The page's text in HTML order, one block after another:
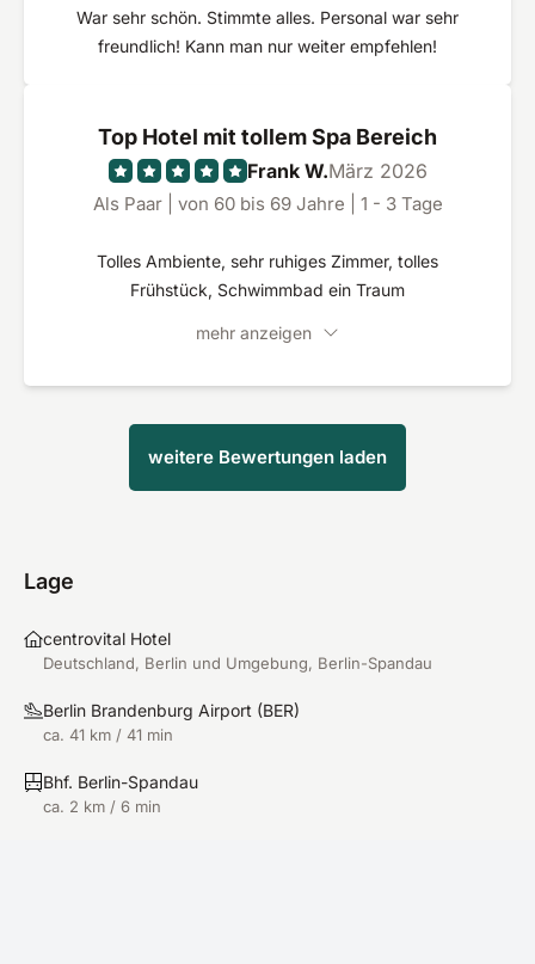
War sehr schön. Stimmte alles. Personal war sehr
freundlich! Kann man nur weiter empfehlen!
Top Hotel mit tollem Spa Bereich
Frank W.März 2026
Als Paar | von 60 bis 69 Jahre | 1 - 3 Tage
Tolles Ambiente, sehr ruhiges Zimmer, tolles
Frühstück, Schwimmbad ein Traum
mehr anzeigen
weitere Bewertungen laden
Lage
centrovital Hotel
Deutschland, Berlin und Umgebung, Berlin-Spandau
Berlin Brandenburg Airport (BER)
ca. 41 km / 41 min
Bhf. Berlin-Spandau
ca. 2 km / 6 min